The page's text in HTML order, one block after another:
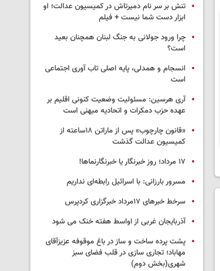
تنش بر سر نام دمیرتاش در کمیسیون عدالت؛ او
ابزار دست شما نیست + فیلم
چرا ورود جولانی به جنگ لبنان همچنان بعید
است؟
انسجام و همدلی، پایه اصلی تاب آوری اجتماعی
است
آری هرسین: مسئولیت وضعیت کنونی اقلیم بر
عهده حزب دمکرات و اتحادیه میهنی است
«قانون چارچوب» پس از ماراتن ۱۸ساعته از
کمیسیون عدالت گذشت
١٧ مرداد؛ روز خبرنگار یا خبرنگارنماها!
مسرور بارزانی: با اسرائیل رابطه‌ای نداریم
سرخط خبرهای ۱۷مرداد خبرگزاری کردپرس
آذربایجان غربی از اواسط هفته خنک می شود
پشت پرده ساخت و ساز در باغ موقوفه عزیزآقای
مهاباد؛ تجاری سازی در قلب فضای سبز
شهری(بخش دوم)